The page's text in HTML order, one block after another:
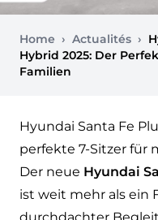
Home › Actualités ›
Hybrid 2025: Der
Familien
Hyundai Santa Fe
perfekte 7-Sitzer für
Der neue Hyundai
ist weit mehr als ein